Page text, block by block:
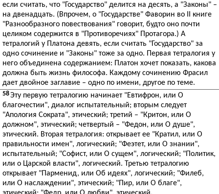
если считать, что "Государство" делится на десять, а "Законы" –
на двенадцать. (Впрочем, о "Государстве" Фаворин во II книге
"Разнообразного повествования" говорит, будто оно почти
целиком содержится в "Противоречиях" Протагора.) А
тетралогий у Платона девять, если считать "Государство" за
одно сочинение и "Законы" тоже за одно. Первая тетралогия у
него объединена содержанием: Платон хочет показать, какова
должна быть жизнь философа. Каждому сочинению Фрасил
дает двойное заглавие – одно по имени, другое по теме.
58Эту первую тетралогию начинает "Евтифрон, или О
благочестии", диалог испытательный; вторым следует
"Апология Сократа", этический; третий – "Критон, или О
должном", этический; четвертый – "Федон, или О душе",
этический. Вторая тетралогия: открывает ее "Кратил, или О
правильности имен", логический; "Феэтет, или О знании",
испытательный; "Софист, или О сущем", логический; "Политик,
или о Царской власти", логический. Третью тетралогию
открывает "Парменид, или Об идеях", логический; "Филеб,
или О наслаждении", этический; "Пир, или О благе",